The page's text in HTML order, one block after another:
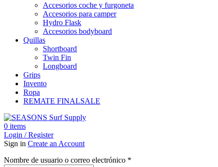
Accesorios coche y furgoneta
Accesorios para camper
Hydro Flask
Accesorios bodyboard
Quillas
Shortboard
Twin Fin
Longboard
Grips
Invento
Ropa
REMATE FINALSALE
0 items
Login / Register
Sign in Create an Account
Nombre de usuario o correo electrónico *